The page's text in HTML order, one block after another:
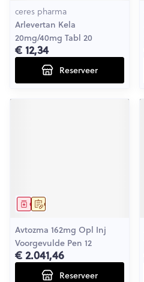
ceres pharma
Arlevertan Kela
20mg/40mg Tabl 20
€ 12,34
Reserveer
Op voorschrift
Geneesmiddel
Avtozma 162mg Opl Inj
Voorgevulde Pen 12
€ 2.041,46
Reserveer